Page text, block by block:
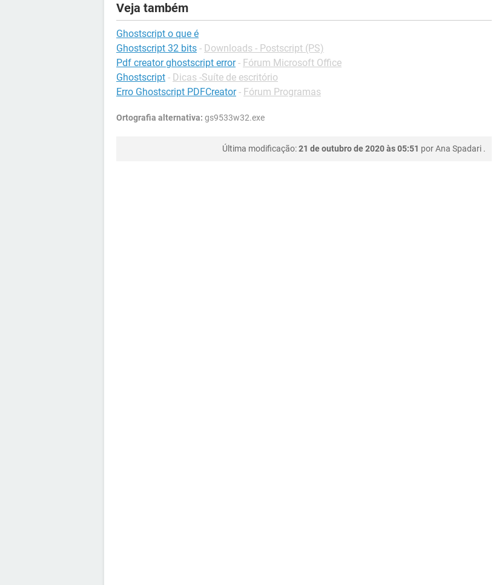
Veja também
Ghostscript o que é
Ghostscript 32 bits - Downloads - Postscript (PS)
Pdf creator ghostscript error - Fórum Microsoft Office
Ghostscript - Dicas -Suíte de escritório
Erro Ghostscript PDFCreator - Fórum Programas
Ortografia alternativa: gs9533w32.exe
Última modificação:21 de outubro de 2020 às 05:51 porAna Spadari .